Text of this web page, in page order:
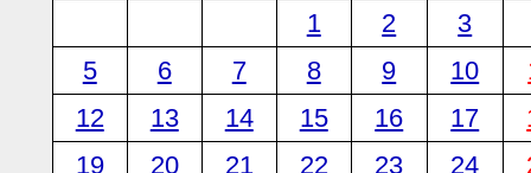
1
2
3
5
6 7 8 9 10
12
13 14 15 16 17
19
20 21 22 23 24